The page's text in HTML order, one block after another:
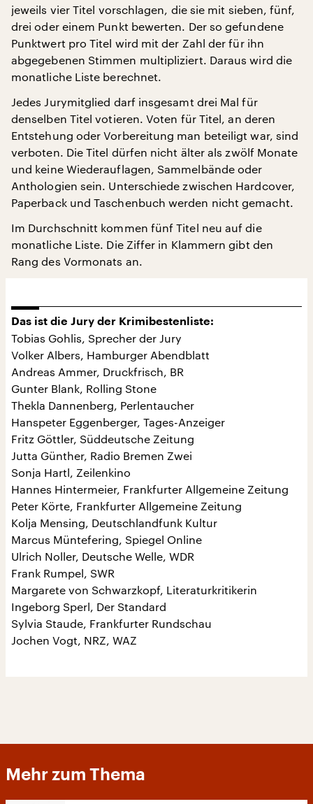
jeweils vier Titel vorschlagen, die sie mit sieben, fünf,
drei oder einem Punkt bewerten. Der so gefundene
Punktwert pro Titel wird mit der Zahl der für ihn
abgegebenen Stimmen multipliziert. Daraus wird die
monatliche Liste berechnet.
Jedes Jurymitglied darf insgesamt drei Mal für
denselben Titel votieren. Voten für Titel, an deren
Entstehung oder Vorbereitung man beteiligt war, sind
verboten. Die Titel dürfen nicht älter als zwölf Monate
und keine Wiederauflagen, Sammelbände oder
Anthologien sein. Unterschiede zwischen Hardcover,
Paperback und Taschenbuch werden nicht gemacht.
Im Durchschnitt kommen fünf Titel neu auf die
monatliche Liste. Die Ziffer in Klammern gibt den
Rang des Vormonats an.
Das ist die Jury der Krimibestenliste:
Tobias Gohlis, Sprecher der Jury
Volker Albers, Hamburger Abendblatt
Andreas Ammer, Druckfrisch, BR
Gunter Blank, Rolling Stone
Thekla Dannenberg, Perlentaucher
Hanspeter Eggenberger, Tages-Anzeiger
Fritz Göttler, Süddeutsche Zeitung
Jutta Günther, Radio Bremen Zwei
Sonja Hartl, Zeilenkino
Hannes Hintermeier, Frankfurter Allgemeine Zeitung
Peter Körte, Frankfurter Allgemeine Zeitung
Kolja Mensing, Deutschlandfunk Kultur
Marcus Müntefering, Spiegel Online
Ulrich Noller, Deutsche Welle, WDR
Frank Rumpel, SWR
Margarete von Schwarzkopf, Literaturkritikerin
Ingeborg Sperl, Der Standard
Sylvia Staude, Frankfurter Rundschau
Jochen Vogt, NRZ, WAZ
Mehr zum Thema